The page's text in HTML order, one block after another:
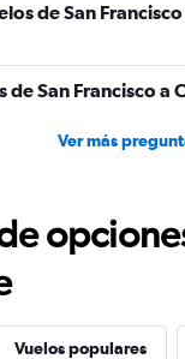
de San
San Francisco a
Ver más
Vuelos populares